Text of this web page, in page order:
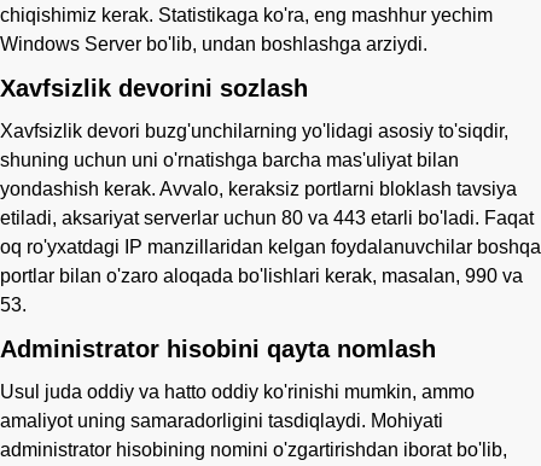
chiqishimiz kerak. Statistikaga ko'ra, eng mashhur yechim
Windows Server bo'lib, undan boshlashga arziydi.
Xavfsizlik devorini sozlash
Xavfsizlik devori buzg'unchilarning yo'lidagi asosiy to'siqdir,
shuning uchun uni o'rnatishga barcha mas'uliyat bilan
yondashish kerak. Avvalo, keraksiz portlarni bloklash tavsiya
etiladi, aksariyat serverlar uchun 80 va 443 etarli bo'ladi. Faqat
oq ro'yxatdagi IP manzillaridan kelgan foydalanuvchilar boshqa
portlar bilan o'zaro aloqada bo'lishlari kerak, masalan, 990 va
53.
Administrator hisobini qayta nomlash
Usul juda oddiy va hatto oddiy ko'rinishi mumkin, ammo
amaliyot uning samaradorligini tasdiqlaydi. Mohiyati
administrator hisobining nomini o'zgartirishdan iborat bo'lib,